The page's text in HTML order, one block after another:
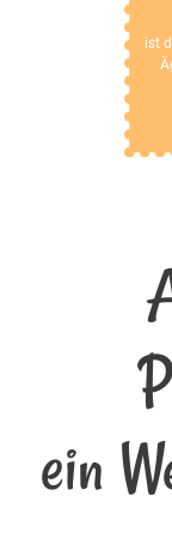
ist
ein